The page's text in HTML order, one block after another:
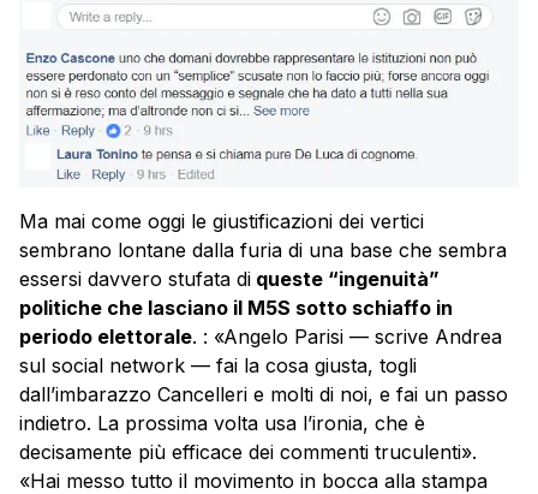
Ma mai come oggi le giustificazioni dei vertici
sembrano lontane dalla furia di una base che sembra
essersi davvero stufata di queste “ingenuità”
politiche che lasciano il M5S sotto schiaffo in
periodo elettorale. : «Angelo Parisi — scrive Andrea
sul social network — fai la cosa giusta, togli
dall’imbarazzo Cancelleri e molti di noi, e fai un passo
indietro. La prossima volta usa l’ironia, che è
decisamente più efficace dei commenti truculenti».
«Hai messo tutto il movimento in bocca alla stampa